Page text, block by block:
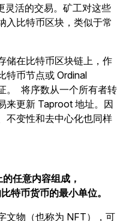
灵活的交易。矿工对这些
入比特币区块，类似于常
储在比特币区块链上，作
特币节点或 Ordinal
。
将序数从一个所有者转
来更新 Taproot 地址。因
不变性和去中心化也同样
任意内容组成，
特币货币的最小单位。
文物（也称为 NFT），可